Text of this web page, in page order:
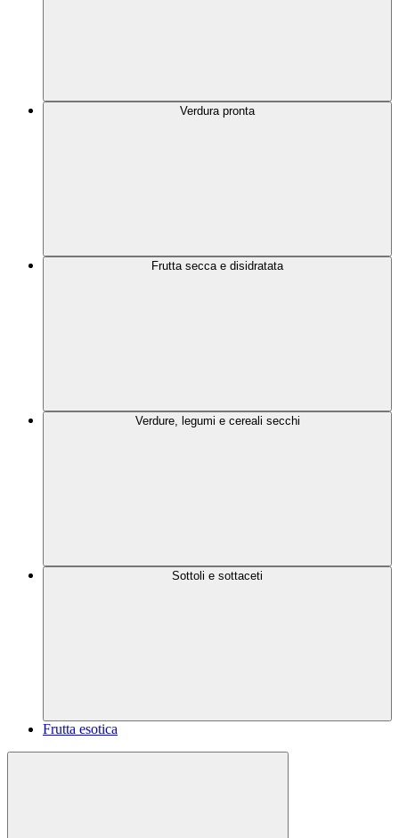
Verdura pronta
Frutta secca e disidratata
Verdure, legumi e cereali secchi
Sottoli e sottaceti
Frutta esotica